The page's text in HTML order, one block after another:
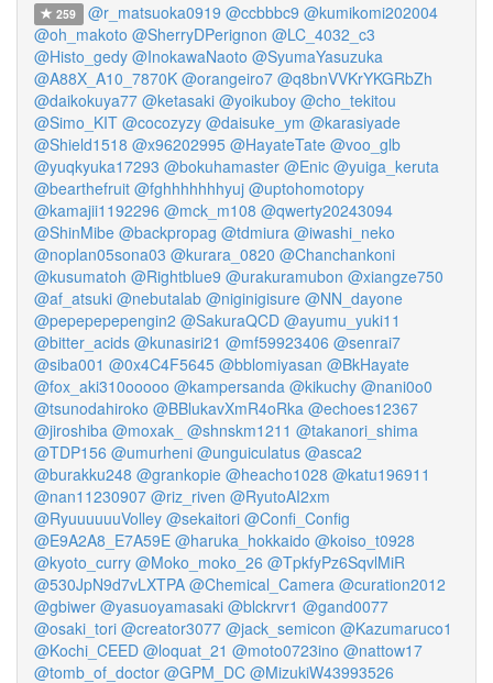
259 @r_matsuoka0919 @ccbbbc9 @kumikomi202004
@oh_makoto @SherryDPerignon @LC_4032_c3
@Histo_gedy @InokawaNaoto @SyumaYasuzuka
@A88X_A10_7870K @orangeiro7 @q8bnVVKrYKGRbZh
@daikokuya77 @ketasaki @yoikuboy @cho_tekitou
@Simo_KIT @cocozyzy @daisuke_ym @karasiyade
@Shield1518 @x96202995 @HayateTate @voo_glb
@yuqkyuka17293 @bokuhamaster @Enic @yuiga_keruta
@bearthefruit @fghhhhhhhyuj @uptohomotopy
@kamajii1192296 @mck_m108 @qwerty20243094
@ShinMibe @backpropag @tdmiura @iwashi_neko
@noplan05sona03 @kurara_0820 @Chanchankoni
@kusumatoh @Rightblue9 @urakuramubon @xiangze750
@af_atsuki @nebutalab @niginigisure @NN_dayone
@pepepepepengin2 @SakuraQCD @ayumu_yuki11
@bitter_acids @kunasiri21 @mf59923406 @senrai7
@siba001 @0x4C4F5645 @bblomiyasan @BkHayate
@fox_aki310ooooo @kampersanda @kikuchy @nani0o0
@tsunodahiroko @BBlukavXmR4oRka @echoes12367
@jiroshiba @moxak_ @shnskm1211 @takanori_shima
@TDP156 @umurheni @unguiculatus @asca2
@burakku248 @grankopie @heacho1028 @katu196911
@nan11230907 @riz_riven @RyutoAI2xm
@RyuuuuuuVolley @sekaitori @Confi_Config
@E9A2A8_E7A59E @haruka_hokkaido @koiso_t0928
@kyoto_curry @Moko_moko_26 @TpkfyPz6SqvlMiR
@530JpN9d7vLXTPA @Chemical_Camera @curation2012
@gbiwer @yasuoyamasaki @blckrvr1 @gand0077
@osaki_tori @creator3077 @jack_semicon @Kazumaruco1
@Kochi_CEED @loquat_21 @moto0723ino @nattow17
@tomb_of_doctor @GPM_DC @MizukiW43993526